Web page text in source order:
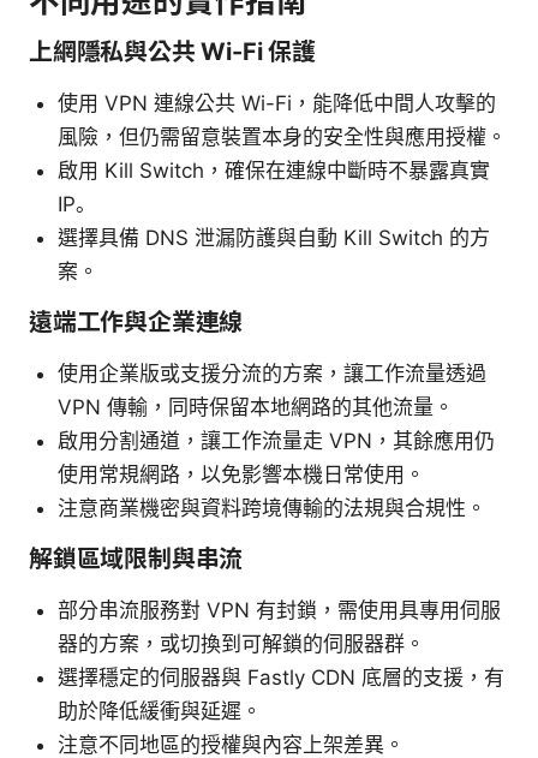
上網隱私與公共 Wi-Fi 保護
使用 VPN 連線公共 Wi-Fi，能降低中間人攻擊的
風險，但仍需留意裝置本身的安全性與應用授權。
啟用 Kill Switch，確保在連線中斷時不暴露真實
IP。
選擇具備 DNS 泄漏防護與自動 Kill Switch 的方
案。
遠端工作與企業連線
使用企業版或支援分流的方案，讓工作流量透過
VPN 傳輸，同時保留本地網路的其他流量。
啟用分割通道，讓工作流量走 VPN，其餘應用仍
使用常規網路，以免影響本機日常使用。
注意商業機密與資料跨境傳輸的法規與合規性。
解鎖區域限制與串流
部分串流服務對 VPN 有封鎖，需使用具專用伺服
器的方案，或切換到可解鎖的伺服器群。
選擇穩定的伺服器與 Fastly CDN 底層的支援，有
助於降低緩衝與延遲。
注意不同地區的授權與內容上架差異。